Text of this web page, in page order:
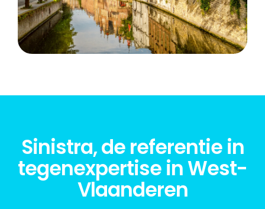
Sinistra, de referentie in
tegenexpertise in West-
Vlaanderen